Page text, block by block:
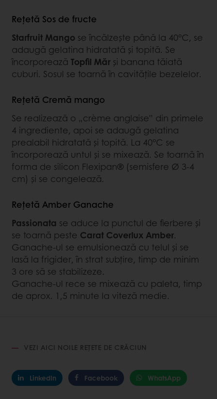
Rețetă Sos de fructe
Starfruit Mango se încălzește până la 40°C, se
adaugă gelatina hidratată și topită. Se
încorporează Topfil Măr și banana tăiată
cuburi. Sosul se toarnă în cavitățile bezelelor.
Rețetă Cremă mango
Se realizează o „crème anglaise” din primele
4 ingrediente, apoi se adaugă gelatina
prealabil hidratată și topită. La 40°C se
încorporează untul și se mixează. Se toarnă în
forma de silicon Flexipan® (semisfere Ø 3-4
cm) și se congelează.
Rețetă Amber Ganache
Passionata se aduce la punctul de fierbere și
se toarnă peste Carat Coverlux Amber.
Ganache-ul se emulsionează cu telul și se
lasă la frigider, în strat subțire, timp de minim
3 ore să se stabilizeze.
Ganache-ul rece se mixează cu paleta, timp
de aprox. 1,5 minute la viteză medie.
VEZI AICI NOILE REȚETE DE CRĂCIUN
LinkedIn Facebook WhatsApp